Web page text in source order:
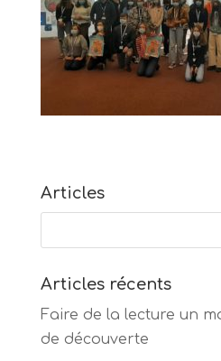
Articles
Articles récents
Faire de la lecture un
de découverte